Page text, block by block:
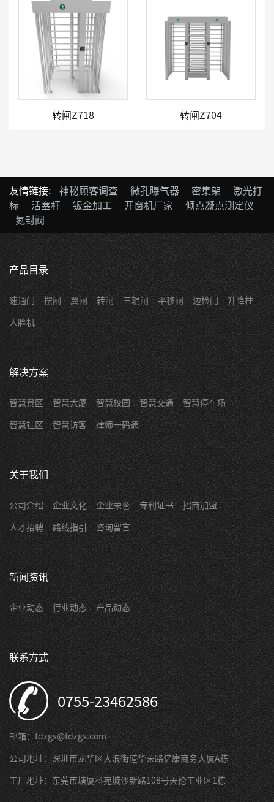
转闸Z718 转闸Z704
友情链接: 神秘顾客调查 微孔曝气器 密集架
激光打
标
活塞杆 钣金加工 开窗机厂家
倾点凝点测定仪
氮封阀
产品目录
速通门 摆闸 翼闸 转闸 三辊闸 平移闸 边检门
升降柱
人脸机
解决方案
智慧景区 智慧大厦 智慧校园 智慧交通
智慧停车场
智慧社区
智慧访客 律师一码通
关于我们
公司介绍 企业文化 企业荣誉 专利证书
招商加盟
人才招聘
路线指引 咨询留言
新闻资讯
企业动态 行业动态 产品动态
联系方式
0755-23462586
邮箱：tdzgs@tdzgs.com
公司地址：深圳市龙华区大浪街道华荣路亿康商务大厦A栋
工厂地址：东莞市塘厦科苑城沙新路108号天伦工业区1栋